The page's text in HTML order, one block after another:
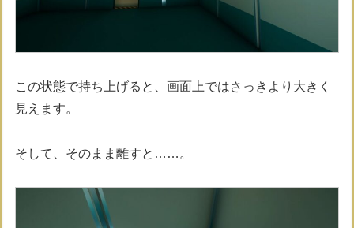
この状態で持ち上げると、画面上ではさっきより大きく
見えます。
そして、そのまま離すと……。